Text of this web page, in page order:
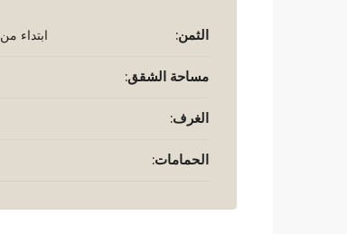
الثمن: ابتداء من
مساحة الشقق:
الغرف:
الحمامات: